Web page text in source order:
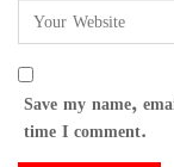
Save my name,
time I comment.